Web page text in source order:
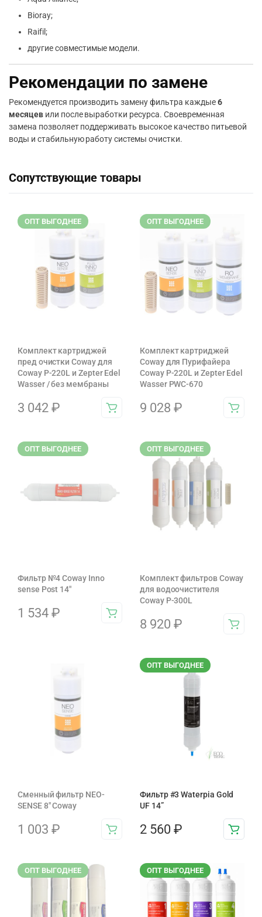
Bioray;
Raifil;
другие совместимые модели.
Рекомендации по замене
Рекомендуется производить замену фильтра каждые6
месяцевили после выработки ресурса. Своевременная
замена позволяет поддерживать высокое качество питьевой
воды и стабильную работу системы очистки.
Сопутствующие товары
ОПТ ВЫГОДНЕЕ
Комплект картриджей
пред очистки Coway для
Coway P-220L и Zepter Edel
Wasser / без мембраны
3 042 ₽
ОПТ ВЫГОДНЕЕ
Комплект картриджей
Coway для Пурифайера
Coway P-220L и Zepter Edel
Wasser PWC-670
9 028 ₽
ОПТ ВЫГОДНЕЕ
Фильтр №4 Coway Inno
sense Post 14"
1 534 ₽
ОПТ ВЫГОДНЕЕ
Комплект фильтров Coway
для водоочистителя
Coway P-300L
8 920 ₽
Сменный фильтр NEO-
SENSE 8" Coway
1 003 ₽
ОПТ ВЫГОДНЕЕ
Фильтр #3 Waterpia Gold
UF 14”
2 560 ₽
ОПТ ВЫГОДНЕЕ ОПТ ВЫГОДНЕЕ